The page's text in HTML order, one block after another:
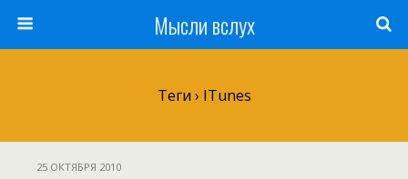
Мысли вслух
Теги › ITunes
25 ОКТЯБРЯ 2010